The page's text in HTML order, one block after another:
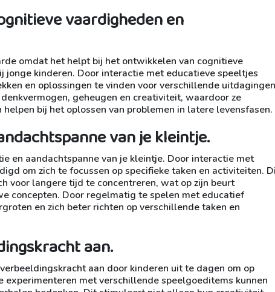
vaardigheden en
omdat het helpt bij het ontwikkelen van cognitieve
kinderen. Door interactie met educatieve speeltjes
en oplossingen te vinden voor verschillende
geheugen en creativiteit, waardoor ze
bij het oplossen van problemen in latere levensfasen.
van je kleintje.
en aandachtspanne van je kleintje. Door interactie met
om zich te focussen op specifieke taken en activiteiten.
voor langere tijd te concentreren, wat op zijn beurt
concepten. Door regelmatig te spelen met educatief
en zich beter richten op verschillende taken en
aan.
aan door kinderen uit te dagen om op
experimenteren met verschillende speelgoeditems kunnen